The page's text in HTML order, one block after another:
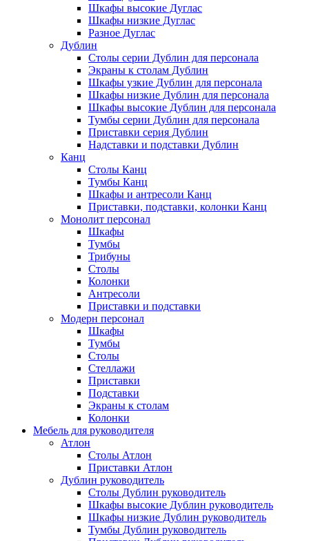
Шкафы высокие Дуглас
Шкафы низкие Дуглас
Разное Дуглас
Дублин
Столы серии Дублин для персонала
Экраны к столам Дублин
Шкафы узкие Дублин для персонала
Шкафы низкие Дублин для персонала
Шкафы высокие Дублин для персонала
Тумбы серии Дублин для персонала
Приставки серия Дублин
Надставки и подставки Дублин
Канц
Столы Канц
Тумбы Канц
Шкафы и антресоли Канц
Приставки, подставки, колонки Канц
Монолит персонал
Шкафы
Тумбы
Трибуны
Столы
Колонки
Антресоли
Приставки и подставки
Модерн персонал
Шкафы
Тумбы
Столы
Стеллажи
Приставки
Подставки
Экраны к столам
Колонки
Мебель для руководителя
Атлон
Столы Атлон
Приставки Атлон
Дублин руководитель
Столы Дублин руководитель
Шкафы высокие Дублин руководитель
Шкафы низкие Дублин руководитель
Тумбы Дублин руководитель